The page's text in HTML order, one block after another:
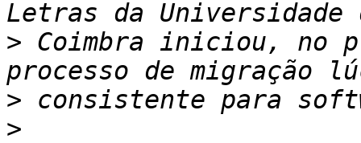
> Coimbra iniciou, no
>
>